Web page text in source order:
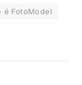
é FotoModel